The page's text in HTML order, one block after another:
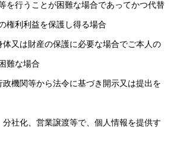
を行うことが困難な場合であってかつ代替
権利利益を保護し得る場合
体又は財産の保護に必要な場合でご本人の
難な場合
政機関等から法令に基づき開示又は提出を
分社化、営業譲渡等で、個人情報を提供す